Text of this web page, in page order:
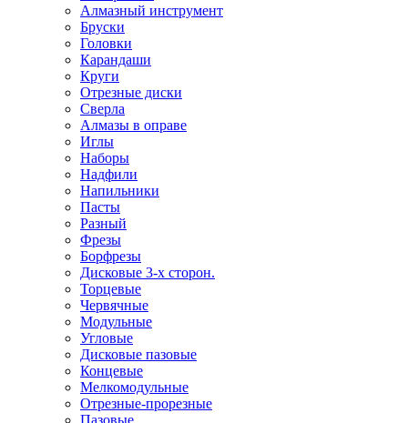
Алмазный инструмент
Бруски
Головки
Карандаши
Круги
Отрезные диски
Сверла
Алмазы в оправе
Иглы
Наборы
Надфили
Напильники
Пасты
Разный
Фрезы
Борфрезы
Дисковые 3-х сторон.
Торцевые
Червячные
Модульные
Угловые
Дисковые пазовые
Концевые
Мелкомодульные
Отрезные-прорезные
Пазовые